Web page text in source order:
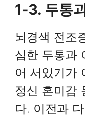
1-3. 두통
뇌경색 전조
심한 두통과
어 서있기가
정신 혼미감
다. 이전과